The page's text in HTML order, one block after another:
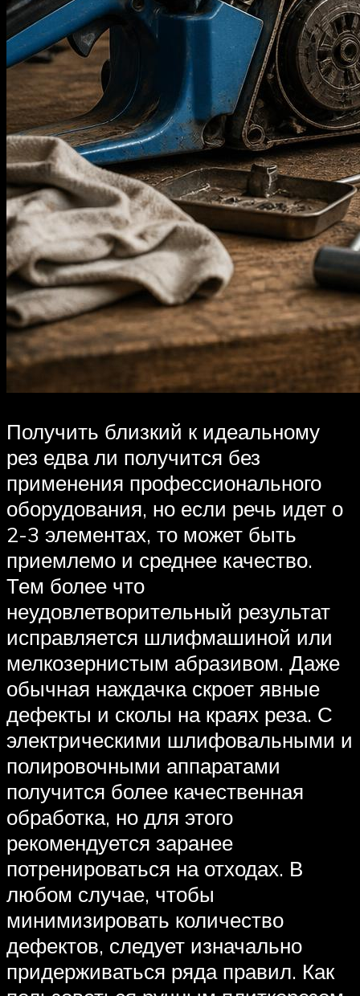
Получить близкий к идеальному
рез едва ли получится без
применения профессионального
оборудования, но если речь идет о
2-3 элементах, то может быть
приемлемо и среднее качество.
Тем более что
неудовлетворительный результат
исправляется шлифмашиной или
мелкозернистым абразивом. Даже
обычная наждачка скроет явные
дефекты и сколы на краях реза. С
электрическими шлифовальными и
полировочными аппаратами
получится более качественная
обработка, но для этого
рекомендуется заранее
потренироваться на отходах. В
любом случае, чтобы
минимизировать количество
дефектов, следует изначально
придерживаться ряда правил. Как